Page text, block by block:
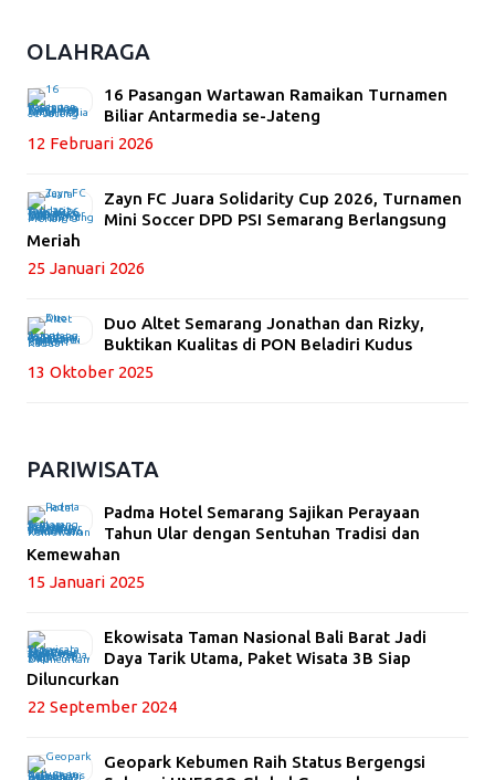
OLAHRAGA
16 Pasangan Wartawan Ramaikan Turnamen
Biliar Antarmedia se-Jateng
12 Februari 2026
Zayn FC Juara Solidarity Cup 2026, Turnamen
Mini Soccer DPD PSI Semarang Berlangsung
Meriah
25 Januari 2026
Duo Altet Semarang Jonathan dan Rizky,
Buktikan Kualitas di PON Beladiri Kudus
13 Oktober 2025
PARIWISATA
Padma Hotel Semarang Sajikan Perayaan
Tahun Ular dengan Sentuhan Tradisi dan
Kemewahan
15 Januari 2025
Ekowisata Taman Nasional Bali Barat Jadi
Daya Tarik Utama, Paket Wisata 3B Siap
Diluncurkan
22 September 2024
Geopark Kebumen Raih Status Bergengsi